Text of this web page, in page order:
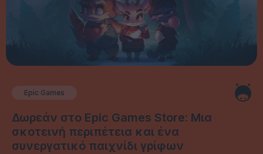
Epic Games
Δωρεάν στο Epic Games Store: Μια
σκοτεινή περιπέτεια και ένα
συνεργατικό παιχνίδι γρίφων